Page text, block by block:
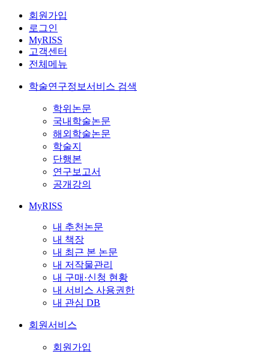
회원가입
로그인
MyRISS
고객센터
전체메뉴
학술연구정보서비스 검색
학위논문
국내학술논문
해외학술논문
학술지
단행본
연구보고서
공개강의
MyRISS
내 추천논문
내 책장
내 최근 본 논문
내 저작물관리
내 구매·신청 현황
내 서비스 사용권한
내 관심 DB
회원서비스
회원가입